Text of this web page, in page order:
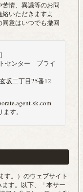
情、異議等のお問
いただきますよ
意はいつでも撤回
センター プライ
坂二丁目25番12
sk.com
す。
す。）のウェブサイト
す。以下、「本サー